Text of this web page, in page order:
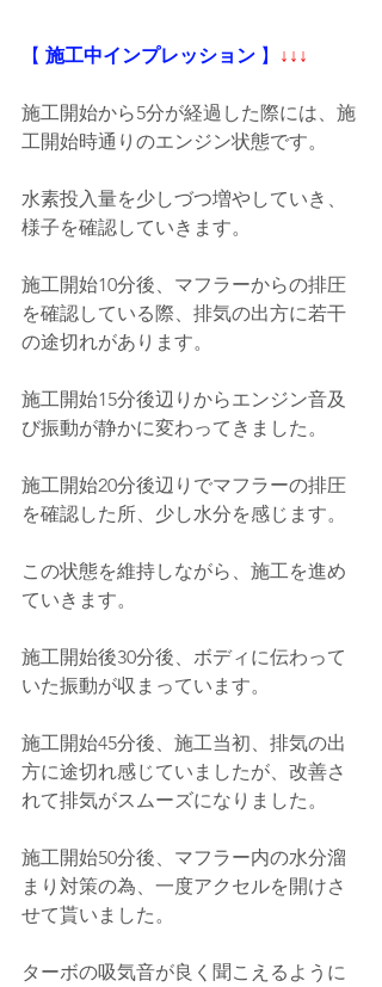
【 施工中インプレッション 】 ↓↓↓
施工開始から5分が経過した際には、施
工開始時通りのエンジン状態です。
水素投入量を少しづつ増やしていき、
様子を確認していきます。
施工開始10分後、マフラーからの排圧
を確認している際、排気の出方に若干
の途切れがあります。
施工開始15分後辺りからエンジン音及
び振動が静かに変わってきました。
施工開始20分後辺りでマフラーの排圧
を確認した所、少し水分を感じます。
この状態を維持しながら、施工を進め
ていきます。
施工開始後30分後、ボディに伝わって
いた振動が収まっています。
施工開始45分後、施工当初、排気の出
方に途切れ感じていましたが、改善さ
れて排気がスムーズになりました。
施工開始50分後、マフラー内の水分溜
まり対策の為、一度アクセルを開けさ
せて貰いました。
ターボの吸気音が良く聞こえるように